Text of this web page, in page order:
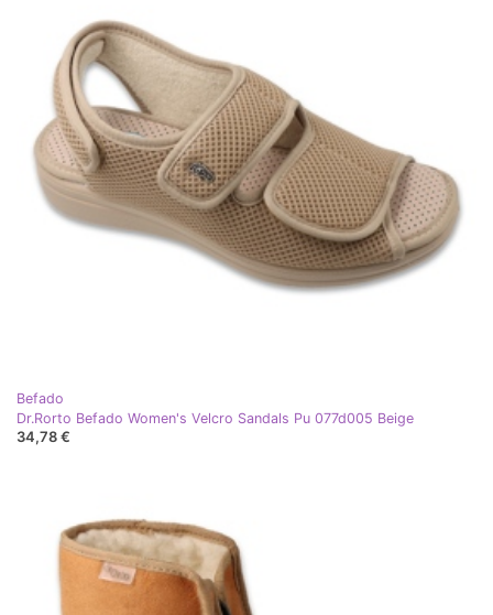
Befado
Dr.Rorto Befado Women's Velcro Sandals Pu 077d005 Beige
34,78 €